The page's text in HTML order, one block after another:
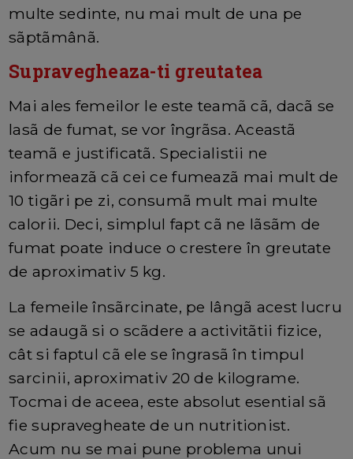
multe sedinte, nu mai mult de una pe
sãptãmânã.
Supravegheaza-ti greutatea
Mai ales femeilor le este teamã cã, dacã se
lasã de fumat, se vor îngrãsa. Aceastã
teamã e justificatã. Specialistii ne
informeazã cã cei ce fumeazã mai mult de
10 tigãri pe zi, consumã mult mai multe
calorii. Deci, simplul fapt cã ne lãsãm de
fumat poate induce o crestere în greutate
de aproximativ 5 kg.
La femeile însãrcinate, pe lângã acest lucru
se adaugã si o scãdere a activitãtii fizice,
cât si faptul cã ele se îngrasã în timpul
sarcinii, aproximativ 20 de kilograme.
Tocmai de aceea, este absolut esential sã
fie supravegheate de un nutritionist.
Acum nu se mai pune problema unui